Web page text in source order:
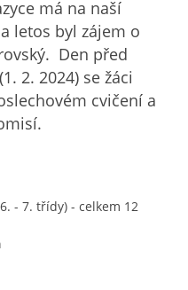
má na naší
letos byl zájem o
Den před
2. 2024) se žáci
cvičení a
- 7. třídy) - celkem 12